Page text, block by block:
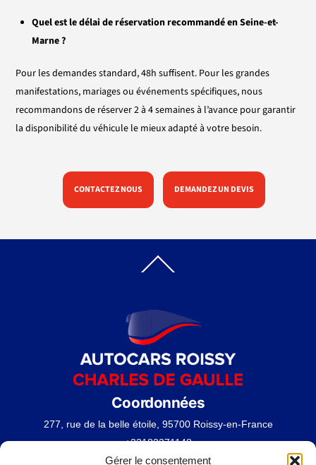
Gérer le consentement
Quel est le délai de réservation recommandé enSeine-et-
Marne ?
Pour les demandes standard, 48h suffisent. Pour les grandes
manifestations, mariages ou événements spécifiques, nous
recommandons de réserver 2 à 4 semaines à l’avance pour garantir
la disponibilité du véhicule le mieux adapté à votre besoin.
CONTACTEZ NOUS DEMANDEZ UN DEVIS
To
Coordonnées
277, rue de la belle étoile, 95700 Roissy-en-France
+33182371148
contact@autocarroissycharlesdegaulle.fr